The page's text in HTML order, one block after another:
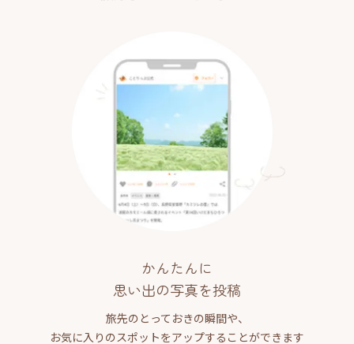
かんたんに
思い出の写真を投稿
旅先のとっておきの瞬間や、
お気に入りのスポットをアップすることができます